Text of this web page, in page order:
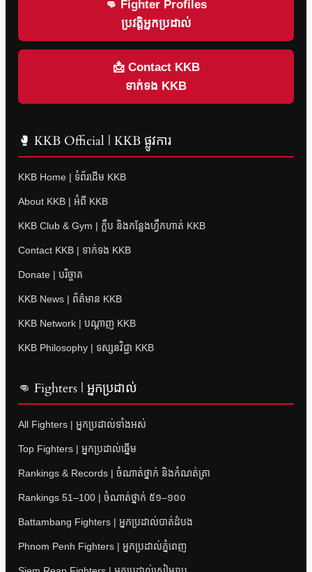
👊 Fighter Profiles
ប្រវត្តិអ្នកប្រដាល់
📩 Contact KKB
ទាក់ទង KKB
🥊 KKB Official | KKB ផ្លូវការ
KKB Home | ទំព័រដើម KKB
About KKB | អំពី KKB
KKB Club & Gym | ក្លឹប និងកន្លែងហ្វឹកហាត់ KKB
Contact KKB | ទាក់ទង KKB
Donate | បរិច្ចាគ
KKB News | ព័ត៌មាន KKB
KKB Network | បណ្តាញ KKB
KKB Philosophy | ទស្សនវិជ្ជា KKB
👊 Fighters | អ្នកប្រដាល់
All Fighters | អ្នកប្រដាល់ទាំងអស់
Top Fighters | អ្នកប្រដាល់ឆ្នើម
Rankings & Records | ចំណាត់ថ្នាក់ និងកំណត់ត្រា
Rankings 51–100 | ចំណាត់ថ្នាក់ ៥១–១០០
Battambang Fighters | អ្នកប្រដាល់បាត់ដំបង
Phnom Penh Fighters | អ្នកប្រដាល់ភ្នំពេញ